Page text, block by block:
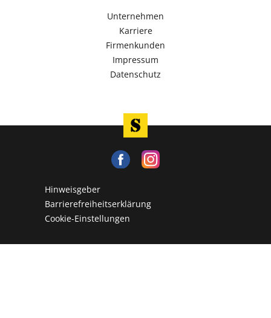
Unternehmen
Karriere
Firmenkunden
Impressum
Datenschutz
Hinweisgeber
Barrierefreiheitserklärung
Cookie-Einstellungen